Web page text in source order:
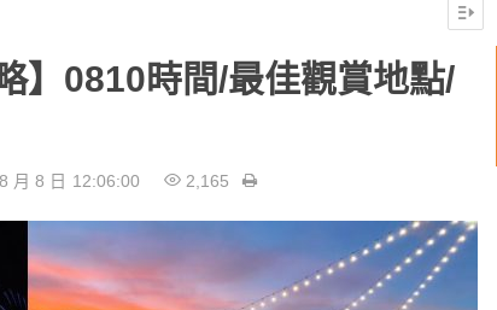
】0810時間/最佳觀賞地點/
月 8 日 12:06:00 2,165